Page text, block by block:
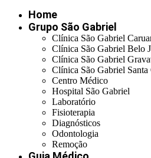
Home
Grupo São Gabriel
Clínica São Gabriel
Clínica São Gabriel Belo
Clínica São Gabriel
Clínica São Gabriel
Centro Médico
Hospital São Gabriel
Laboratório
Fisioterapia
Diagnósticos
Odontologia
Remoção